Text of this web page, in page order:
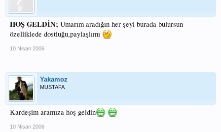
HOŞ GELDİN; Umarım aradığın her şeyi burada bulursun
özelliklede dostluğu,paylaşlımı
10 Nisan 2006
Yakamoz
MUSTAFA
Kardeşim aramıza hoş geldin
10 Nisan 2006